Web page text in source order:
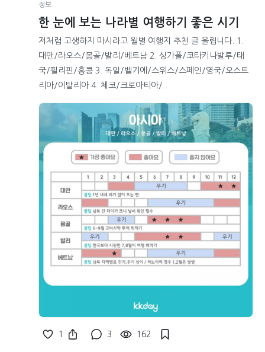
정보
한 눈에 보는 나라별 여행하기 좋은 시기
저처럼 고생하지 마시라고 월별 여행지 추천 글 올립니다. 1.
대만/라오스/몽골/발리/베트남 2. 싱가폴/코타키나발루/태
국/필리핀/홍콩 3. 독일/벨기에/스위스/스페인/영국/오스트
리아/이탈리아 4. 체코/크로아티아/...
1 3 162